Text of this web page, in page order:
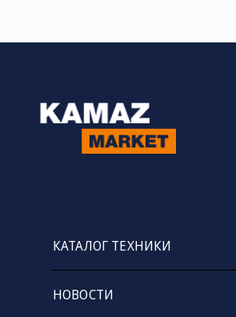
КАТАЛОГ ТЕХНИКИ
НОВОСТИ